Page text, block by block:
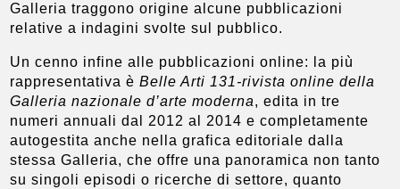
Galleria traggono origine alcune pubblicazioni
relative a indagini svolte sul pubblico.
Un cenno infine alle pubblicazioni online: la più
rappresentativa è Belle Arti 131-rivista online della
Galleria nazionale d’arte moderna, edita in tre
numeri annuali dal 2012 al 2014 e completamente
autogestita anche nella grafica editoriale dalla
stessa Galleria, che offre una panoramica non tanto
su singoli episodi o ricerche di settore, quanto